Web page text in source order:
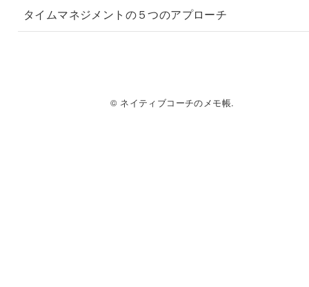
タイムマネジメントの５つのアプローチ
© ネイティブコーチのメモ帳.